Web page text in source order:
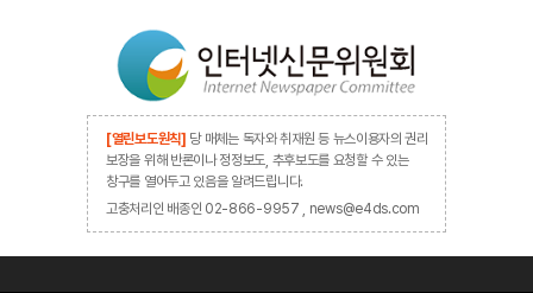
[열린보도원칙] 당 매체는 독자와 취재원 등 뉴스이용자의 권리
보장을 위해 반론이나 정정보도, 추후보도를 요청할 수 있는
창구를 열어두고 있음을 알려드립니다.
고충처리인 배종인 02-866-9957 , news@e4ds.com